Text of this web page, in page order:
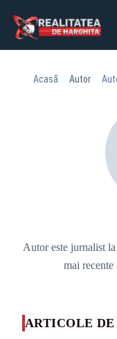
Acasă Autor
Autor este jurnalist
mai
ARTICOLE